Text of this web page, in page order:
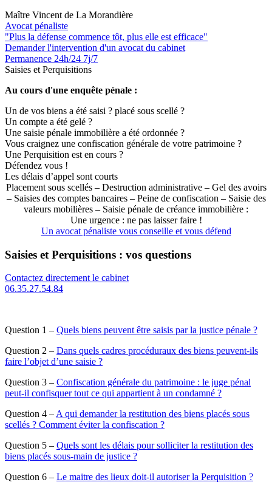
Maître Vincent de La Morandière
Avocat pénaliste
"Plus la défense commence tôt, plus elle est efficace"
Demander l'intervention d'un avocat du cabinet
Permanence 24h/24 7j/7
Saisies et Perquisitions
Au cours d'une enquête pénale :
Un de vos biens a été saisi ? placé sous scellé ?
Un compte a été gelé ?
Une saisie pénale immobilière a été ordonnée ?
Vous craignez une confiscation générale de votre patrimoine ?
Une Perquisition est en cours ?
Défendez vous !
Les délais d’appel sont courts
Placement sous scellés – Destruction administrative – Gel des avoirs
– Saisies des comptes bancaires – Peine de confiscation – Saisie des
valeurs mobilières – Saisie pénale de créance immobilière :
Une urgence : ne pas laisser faire !
Un avocat pénaliste vous conseille et vous défend
Saisies et Perquisitions : vos questions
Contactez directement le cabinet
06.35.27.54.84
Question 1 – Quels biens peuvent être saisis par la justice pénale ?
Question 2 – Dans quels cadres procéduraux des biens peuvent-ils
faire l’objet d’une saisie ?
Question 3 – Confiscation générale du patrimoine : le juge pénal
peut-il confisquer tout ce qui appartient à un condamné ?
Question 4 –A qui demander la restitution des biens placés sous
scellés ? Comment éviter la confiscation ?
Question 5 – Quels sont les délais pour solliciter la restitution des
biens placés sous-main de justice ?
Question 6 – Le maitre des lieux doit-il autoriser la Perquisition ?